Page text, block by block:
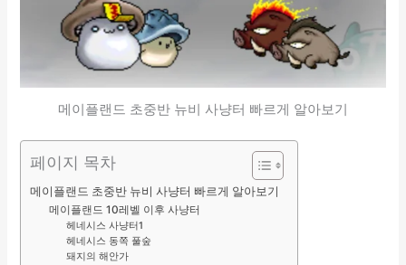
메이플랜드 초중반 뉴비 사냥터 빠르게 알아보기
페이지 목차
메이플랜드 초중반 뉴비 사냥터 빠르게 알아보기
메이플랜드 10레벨 이후 사냥터
헤네시스 사냥터1
헤네시스 동쪽 풀숲
돼지의 해안가